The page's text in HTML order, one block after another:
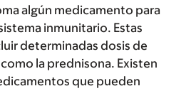
algún medicamento para
inmunitario. Estas
determinadas dosis de
la prednisona. Existen
que pueden